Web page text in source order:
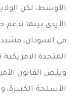
الأوسط، لكن
الأيدي بينما تدعم
في السودان،
المتحدة
وينص القانون
الأسلحة